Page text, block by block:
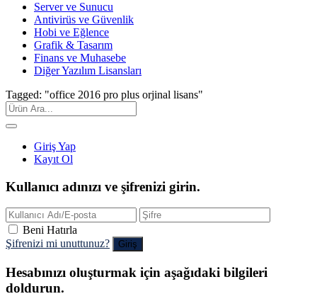
Server ve Sunucu
Antivirüs ve Güvenlik
Hobi ve Eğlence
Grafik & Tasarım
Finans ve Muhasebe
Diğer Yazılım Lisansları
Tagged: "office 2016 pro plus orjinal lisans"
Giriş Yap
Kayıt Ol
Kullanıcı adınızı ve şifrenizi girin.
Beni Hatırla
Şifrenizi mi unuttunuz?
Hesabınızı oluşturmak için aşağıdaki bilgileri
doldurun.